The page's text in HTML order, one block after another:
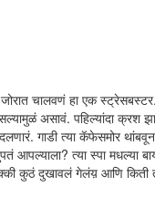
चालवणं हा एक
असावं. पहिल्यांदा क्रश झाला
गाडी त्या कॅफेसमोर
त्या स्पा मधल्या
कुठं दुखावलं गेलंय़ आणि किती